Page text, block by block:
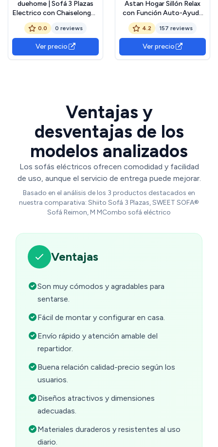
duehome | Sofá 3 Plazas
Electrico con Chaiselongue
Derecho, Sofá Reclinable,
Modelo Nellie, Acabado en
Tejido Color Cemento,
Medidas: 276 cm (Ancho) x
102 cm (Alto) x 187 cm
0.0 0 reviews
Ver precio
Astan Hogar Sillón Relax
con Función Auto-Ayuda
(Levanta Personas),
Reclinación Eléctrica,
Tapizado en Tela, Modelo
Premium Plus AH-
AR30630CH
4.2 157 reviews
Ver precio
Ventajas y
desventajas de los
modelos analizados
Los sofás eléctricos ofrecen comodidad y facilidad
de uso, aunque el servicio de entrega puede mejorar.
Basado en el análisis de los 3 productos destacados en
nuestra comparativa: Shiito Sofá 3 Plazas, SWEET SOFA®
Sofá Reimon, M MCombo sofá eléctrico
Ventajas
Son muy cómodos y agradables para
sentarse.
Fácil de montar y configurar en casa.
Envío rápido y atención amable del
repartidor.
Buena relación calidad-precio según los
usuarios.
Diseños atractivos y dimensiones
adecuadas.
Materiales duraderos y resistentes al uso
diario.